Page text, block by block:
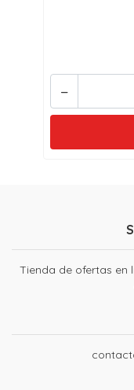
-
Tienda de ofertas en